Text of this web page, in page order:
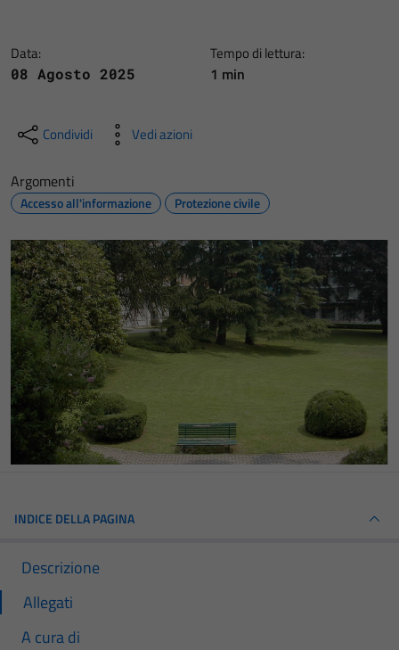
Data:
08 Agosto 2025
Tempo di lettura:
1 min
Condividi Vedi azioni
Argomenti
Accesso all'informazione Protezione civile
INDICE DELLA PAGINA
Descrizione
Allegati
A cura di